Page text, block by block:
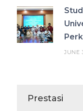
JUNE
Prestasi